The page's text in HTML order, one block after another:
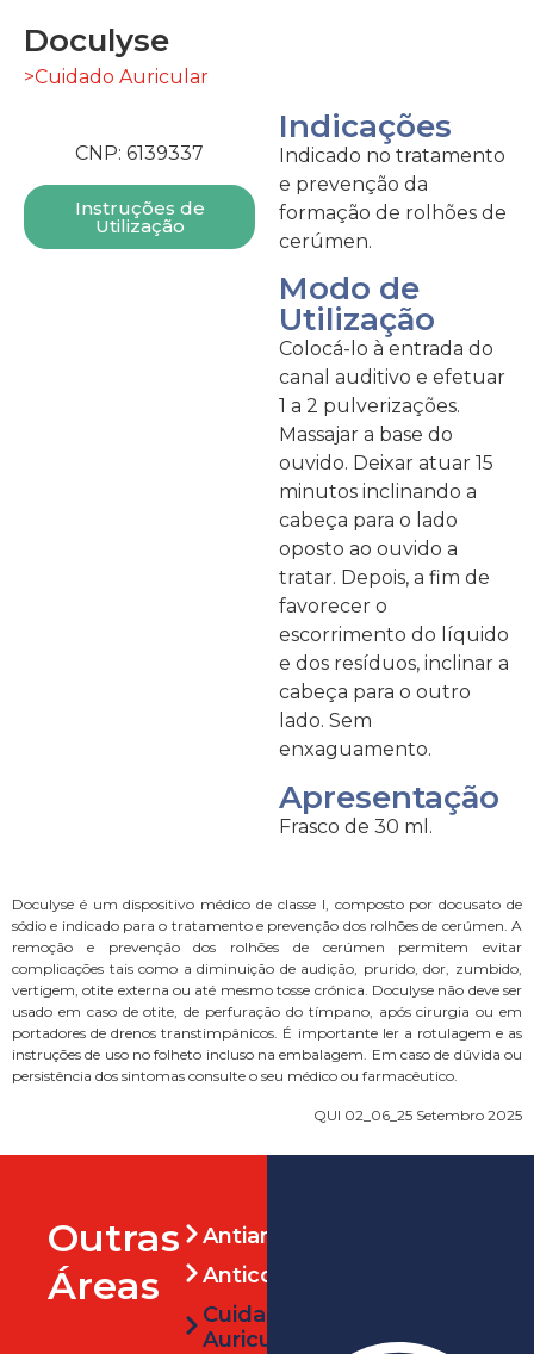
Doculyse
>Cuidado Auricular
CNP: 6139337
Instruções de
Utilização
Indicações
Indicado no tratamento
e prevenção da
formação de rolhões de
cerúmen.
Modo de
Utilização
Colocá-lo à entrada do
canal auditivo e efetuar
1 a 2 pulverizações.
Massajar a base do
ouvido. Deixar atuar 15
minutos inclinando a
cabeça para o lado
oposto ao ouvido a
tratar. Depois, a fim de
favorecer o
escorrimento do líquido
e dos resíduos, inclinar a
cabeça para o outro
lado. Sem
enxaguamento.
Apresentação
Frasco de 30 ml.
Doculyse é um dispositivo médico de classe I, composto por docusato de
sódio e indicado para o tratamento e prevenção dos rolhões de cerúmen. A
remoção e prevenção dos rolhões de cerúmen permitem evitar
complicações tais como a diminuição de audição, prurido, dor, zumbido,
vertigem, otite externa ou até mesmo tosse crónica. Doculyse não deve ser
usado em caso de otite, de perfuração do tímpano, após cirurgia ou em
portadores de drenos transtimpânicos. É importante ler a rotulagem e as
instruções de uso no folheto incluso na embalagem. Em caso de dúvida ou
persistência dos sintomas consulte o seu médico ou farmacêutico.
QUI 02_06_25 Setembro 2025
Outras
Áreas
Antianginosos
Anticoagulante
Cuidado
Auricular